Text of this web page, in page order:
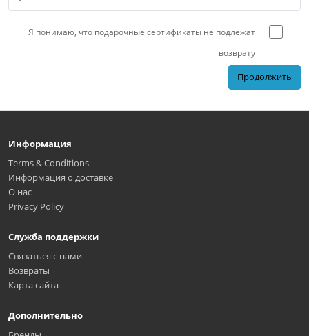
Я понимаю, что подарочные сертификаты не подлежат
возврату
Продолжить
Информация
Terms & Conditions
Информация о доставке
О нас
Privacy Policy
Служба поддержки
Связаться с нами
Возвраты
Карта сайта
Дополнительно